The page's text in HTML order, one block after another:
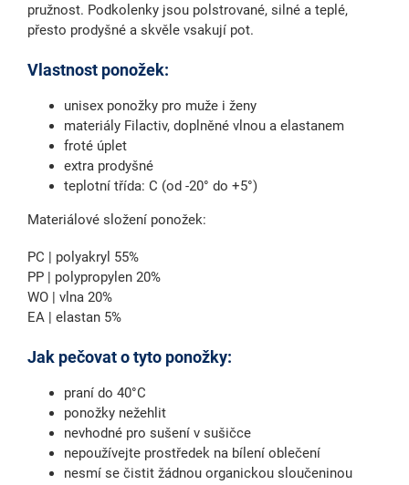
pružnost. Podkolenky jsou polstrované, silné a teplé,
přesto prodyšné a skvěle vsakují pot.
Vlastnost ponožek:
unisex ponožky pro muže i ženy
materiály Filactiv, doplněné vlnou a elastanem
froté úplet
extra prodyšné
teplotní třída: C (od -20° do +5°)
Materiálové složení ponožek:
PC | polyakryl 55%
PP | polypropylen 20%
WO | vlna 20%
EA | elastan 5%
Jak pečovat o tyto ponožky:
praní do 40°C
ponožky nežehlit
nevhodné pro sušení v sušičce
nepoužívejte prostředek na bílení oblečení
nesmí se čistit žádnou organickou sloučeninou